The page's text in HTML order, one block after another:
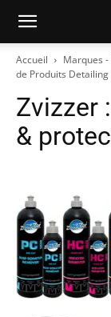
Accueil Marques
de Produits Detailing
Zvizzer
&